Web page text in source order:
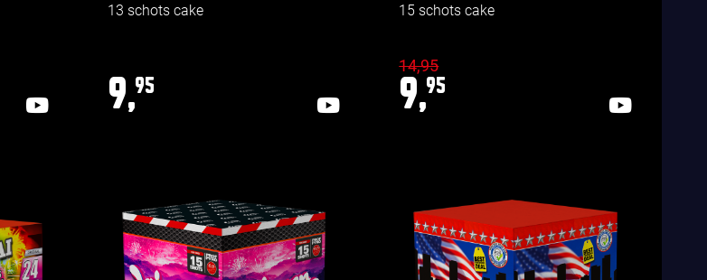
13 schots cake
9,95
15 schots cake
14,95
9,95